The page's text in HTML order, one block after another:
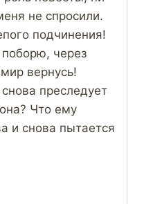
не спросили.
подчинения!
через
вернусь!
преследует
Что ему
и снова пытается